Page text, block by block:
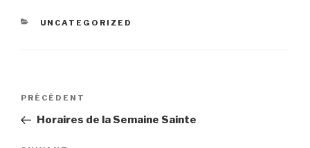
CATÉGORIES
UNCATEGORIZED
Navigation
l’article
Article
précédent
PRÉCÉDENT
Horaires de la Semaine Sainte